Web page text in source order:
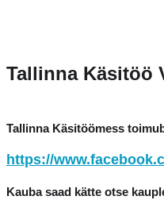
Tallinna Käsitöö
Tallinna Käsitöömess
https://
Kauba saad kätte otse